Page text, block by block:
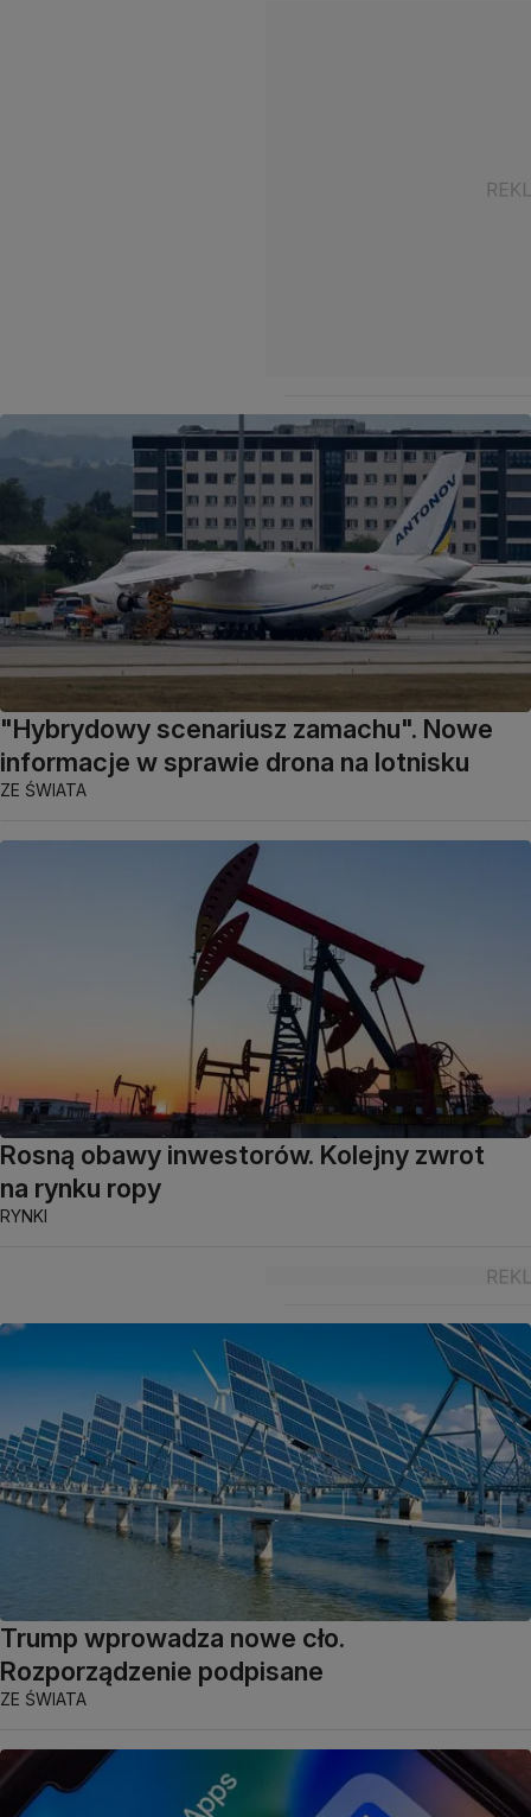
"Hybrydowy scenariusz zamachu". Nowe
informacje w sprawie drona na lotnisku
ZE ŚWIATA
Rosną obawy inwestorów. Kolejny zwrot
na rynku ropy
RYNKI
Trump wprowadza nowe cło.
Rozporządzenie podpisane
ZE ŚWIATA